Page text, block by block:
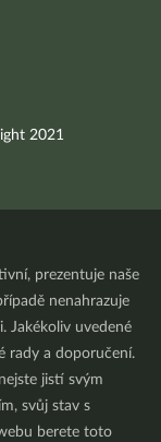
2021
prezentuje naše
nenahrazuje
Jakékoliv uvedené
rady a doporučení.
jistí svým
svůj stav s
berete toto